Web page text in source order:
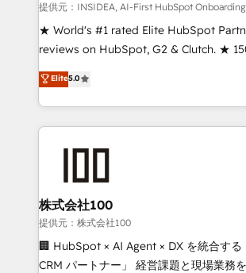
提供元：INSIDEA, AI-First HubSpot
★ World's #1 rated Elite HubSpot
reviews on HubSpot, G2 & Clutch. ★
Certified Experts & Trainers across the
1,500+ implementations across five
First, RevOps-led, Onboarding
Company of the Year 2024/25 INSIDEA helps
and build AI-powered workflows that
from week one, in your time zone. What we do ➤
Onboarding: Live in weeks, with
around your business, not a template.
Move from any legacy CRM. Zero
Elite5.0
株式会社100
提供元：株式会社100
🏢 HubSpot × AI Agent × DX を統合す
CRM パートナー」 経営課題と現場業務をつなぐAIネイ